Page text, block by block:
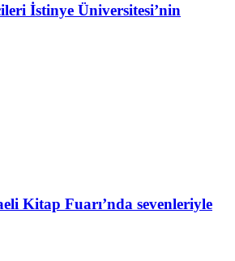
İstinye Üniversitesi’nin
Kitap Fuarı’nda sevenleriyle